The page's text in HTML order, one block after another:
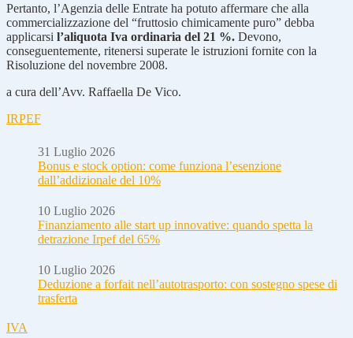
Pertanto, l’Agenzia delle Entrate ha potuto affermare che alla
commercializzazione del “fruttosio chimicamente puro” debba
applicarsi l’aliquota Iva ordinaria del 21 %. Devono,
conseguentemente, ritenersi superate le istruzioni fornite con la
Risoluzione del novembre 2008.
a cura dell’Avv. Raffaella De Vico.
IRPEF
31 Luglio 2026
Bonus e stock option: come funziona l’esenzione
dall’addizionale del 10%
10 Luglio 2026
Finanziamento alle start up innovative: quando spetta la
detrazione Irpef del 65%
10 Luglio 2026
Deduzione a forfait nell’autotrasporto: con sostegno spese di
trasferta
IVA